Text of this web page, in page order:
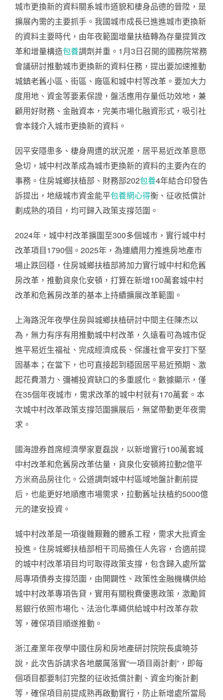
城市更換新的資料關系城市道貌和棲身品德的晉陞，是
擴展內需的主要抓手。我國城市成長已進進城市更換新
的資料主要時代，由年夜範圍增量扶植轉為存量提質改
革和增量構造包養調劑并重。1月3日召開的國務院常務
會議研討推動城市更換新的資料任務，提出要加速推動
城鎮老舊小區、街區、廠區和城中村等改革。要加大力
度用地、資金等要素保證，盤活應用存量低功效地，兼
顧用好財務、金融資本，完美市場化融資形式，吸引社
會本錢介入城市更換新的資料。
因平安隱患多、棲身周遭的狀況差，居平易近改革意愿
急切，城中村改革成為城市更換新的資料的主要內在的
事務。住房城鄉扶植部、財務部202包養4年結合印發告
訴提出，地級城市資金能平包養網心得衡、征收抵償計
劃成熟的項目，均可歸入政策支撐范圍。
2024年，城中村改革擴圍至300多個城市，實行城中村
改革項目1790個。2025年，為連續用力推進房地產市
場止跌回穩，住房城鄉扶植部將加力實行城中村和危舊
房改革，推動貨泉化安頓，打算在新增100萬套城中村
改革和危舊房改革的基本上持續擴展改革範圍。
上海路況年夜學住房與城鄉扶植研討中間主任陳杰以
為，無力有序有用推動城中村改革，久遠看可為城市促
進平易近生福祉、完成經濟成長、保護社會平安打下堅
固基本；在當下，也可直接起到穩固居平易近預期、激
起花費潛力、彌補投資缺口的多重感化。數據顯示，僅
在35個年夜城市，需求改革的城中村就有170萬套。本
次城中村改革政策支撐范圍擴展后，無望帶動更年夜需
求。
國海證券首席經濟學家夏磊說，以新增實行100萬套城
中村改革和危舊房改革估量，貨泉化安頓將拉動2億平
方米商品房往化。公道調劑城中村區域地盤計劃前提
后，也能更好地順應市場需求，拉動舊址扶植約5000億
元的建安投資。
城中村改革是一項復雜艱難的體系工程，需求大批資金
投進。住房城鄉扶植部相干司局擔任人先容，合適前提
的城中村改革項目均可取得政策支撐，包含歸入處所當
局專項債券支撐范圍，由開闢性、政策性金融機構供給
城中村改革專項告貸，實用有關稅費優惠政策，激勵貿
易銀行依照市場化、法治化準繩供給城中村改革存款
等，確保項目順遂推動。
浙江產業年夜學中國住房和房地產研討院院長虞曉芬
說，此次告訴請求各地嚴厲落實“一項目兩計劃”，即每
個項目都要制訂完整的征收抵償計劃、資金均衡計劃
等，確保項目前提成熟再啟動實行，防止新增處所當局